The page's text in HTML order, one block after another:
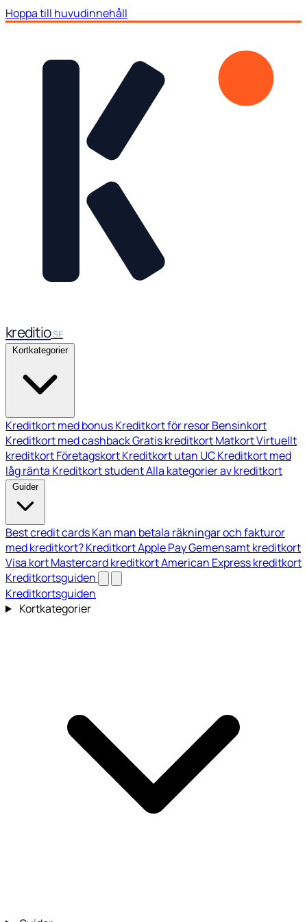
Hoppa till huvudinnehåll
kreditioSE
Kortkategorier
Kreditkort med bonusKreditkort för resorBensinkort
Kreditkort med cashbackGratis kreditkortMatkortVirtuellt
kreditkortFöretagskortKreditkort utan UCKreditkort med
låg ränta Kreditkort studentAlla kategorier av kreditkort
Guider
Best credit cardsKan man betala räkningar och fakturor
med kreditkort?Kreditkort Apple PayGemensamt kreditkort
Visa kortMastercard kreditkortAmerican Express kreditkort
Kreditkortsguiden
Kreditkortsguiden
Kortkategorier